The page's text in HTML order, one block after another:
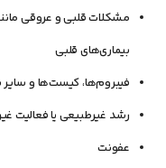
مشکلات قلبی و عروقی
بیماری‌های قلبی
فیبروم‌ها، کیست‌ها و سایر
رشد غیرطبیعی یا فعالیت
عفونت